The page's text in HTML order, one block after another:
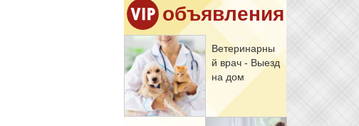
объявления
Ве­те­ри­нар­ны
й врач - Вы­езд
на дом